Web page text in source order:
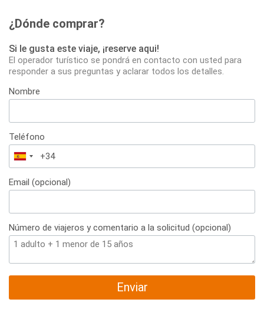
¿Dónde comprar?
Si le gusta este viaje, ¡reserve aqui!
El operador turístico se pondrá en contacto con usted para
responder a sus preguntas y aclarar todos los detalles.
Nombre
Teléfono
España
+34
Email (opcional)
Número de viajeros y comentario a la solicitud (opcional)
Enviar